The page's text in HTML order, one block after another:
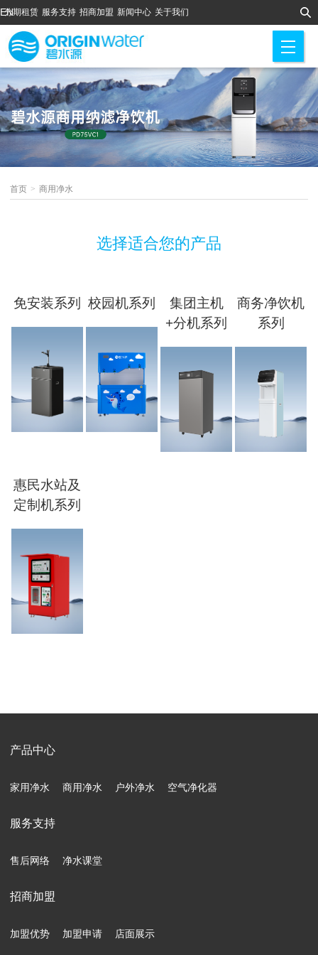
EN
分期租赁 服务支持 招商加盟 新闻中心 关于我们
首页 > 商用净水
选择适合您的产品
免安装系列 校园机系列
集团主机
+分机系列
商务净饮机
系列
惠民水站及
定制机系列
产品中心
家用净水 商用净水 户外净水 空气净化器
服务支持
售后网络 净水课堂
招商加盟
加盟优势 加盟申请 店面展示